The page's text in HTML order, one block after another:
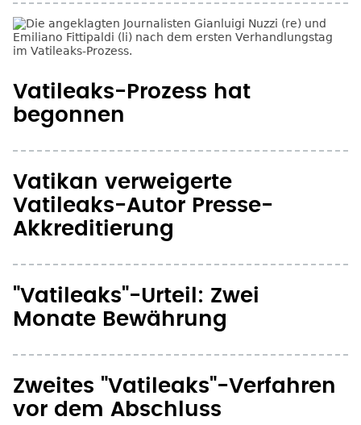
Vatileaks-Prozess hat
begonnen
Vatikan verweigerte
Vatileaks-Autor Presse-
Akkreditierung
"Vatileaks"-Urteil: Zwei
Monate Bewährung
Zweites "Vatileaks"-Verfahren
vor dem Abschluss